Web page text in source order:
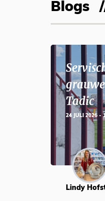
Blogs
Tadic
24 JULI 2026 -
Lindy